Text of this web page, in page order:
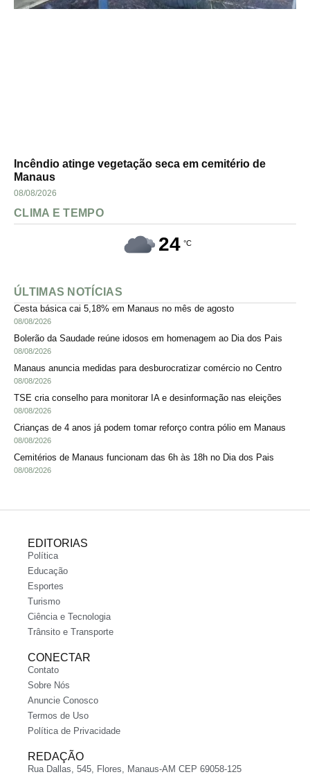
Incêndio atinge vegetação seca em cemitério de
Manaus
08/08/2026
CLIMA E TEMPO
24 °C
ÚLTIMAS NOTÍCIAS
Cesta básica cai 5,18% em Manaus no mês de agosto
08/08/2026
Bolerão da Saudade reúne idosos em homenagem ao Dia dos Pais
08/08/2026
Manaus anuncia medidas para desburocratizar comércio no Centro
08/08/2026
TSE cria conselho para monitorar IA e desinformação nas eleições
08/08/2026
Crianças de 4 anos já podem tomar reforço contra pólio em Manaus
08/08/2026
Cemitérios de Manaus funcionam das 6h às 18h no Dia dos Pais
08/08/2026
EDITORIAS
Política
Educação
Esportes
Turismo
Ciência e Tecnologia
Trânsito e Transporte
CONECTAR
Contato
Sobre Nós
Anuncie Conosco
Termos de Uso
Política de Privacidade
REDAÇÃO
Rua Dallas, 545, Flores, Manaus-AM CEP 69058-125